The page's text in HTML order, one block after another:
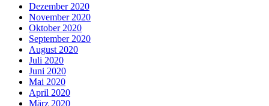
Dezember 2020
November 2020
Oktober 2020
September 2020
August 2020
Juli 2020
Juni 2020
Mai 2020
April 2020
März 2020